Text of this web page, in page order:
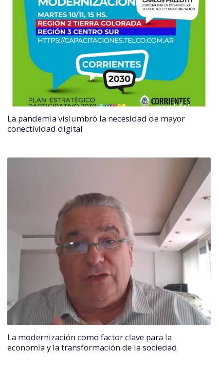
La pandemia vislumbró la necesidad de mayor
conectividad digital
La modernización como factor clave para la
economía y la transformación de la sociedad